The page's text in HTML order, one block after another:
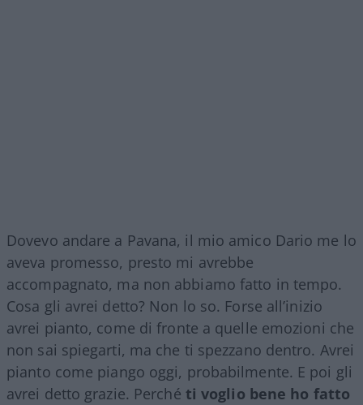
Dovevo andare a Pavana, il mio amico Dario me lo
aveva promesso, presto mi avrebbe
accompagnato, ma non abbiamo fatto in tempo.
Cosa gli avrei detto? Non lo so. Forse all’inizio
avrei pianto, come di fronte a quelle emozioni che
non sai spiegarti, ma che ti spezzano dentro. Avrei
pianto come piango oggi, probabilmente. E poi gli
avrei detto grazie. Perché ti voglio bene ho fatto